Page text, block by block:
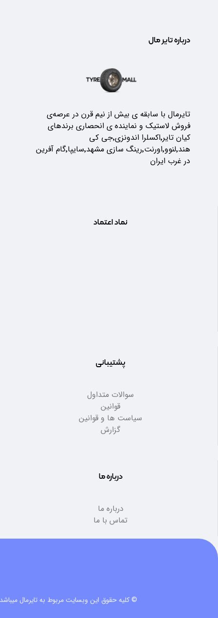
درباره تایر مال
تایرمال با سابقه ی بیش از نیم قرن در عرصه‌ی
فروش لاستیک و نماینده ی انحصاری برندهای
کیان تایر٬اکسلرا اندونزی٬جی کی
هند٬لنوو٬اورنت٬رینگ سازی مشهد٬سایپا٬گام آفرین
در غرب ایران
نماد اعتماد
پشتیبانی
سوالات متداول
قوانین
سیاست ها و قوانین
گزارش
درباره ما
درباره ما
تماس با ما
© کلیه حقوق این وبسایت مربوط به تایرمال